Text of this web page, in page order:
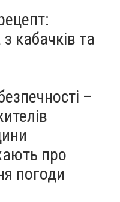
кабачків та
–
про
погоди